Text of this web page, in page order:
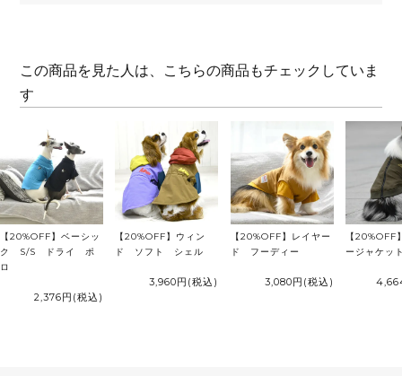
この商品を見た人は、こちらの商品もチェックしていま
す
【20%OFF】ベーシッ
ク S/S ドライ ポ
ロ
2,376円 (税込)
【20%OFF】ウィン
ド ソフト シェル
3,960円 (税込)
【20%OFF】レイヤー
ド フーディー
3,080円 (税込)
【20%OFF
ージャケ